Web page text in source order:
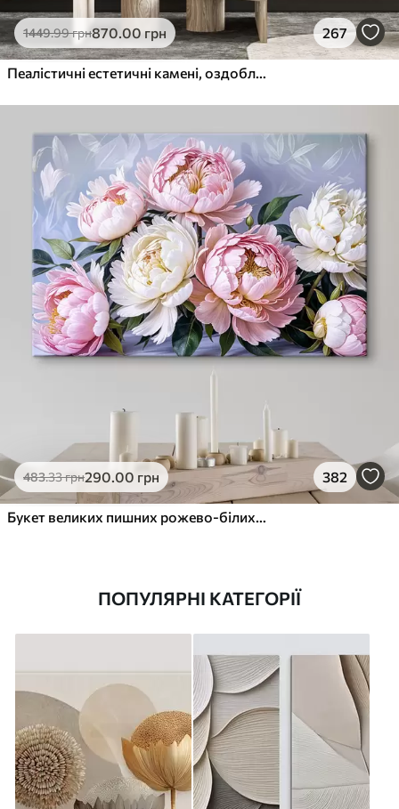
1449.99грн870.00 грн 267
Пеалістичні естетичні камені, оздоблення будинку, природне освітлення
483.33грн290.00 грн 382
Букет великих пишних рожево-білих квітів півонії із зеленим листям на м’якому розмитому фоні
ПОПУЛЯРНІ КАТЕГОРІЇ